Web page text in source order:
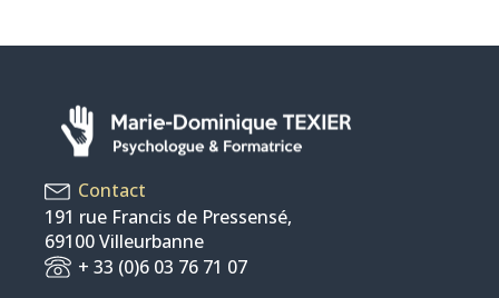
Contact
191 rue Francis de Pressensé,
69100 Villeurbanne
+ 33 (0)6 03 76 71 07